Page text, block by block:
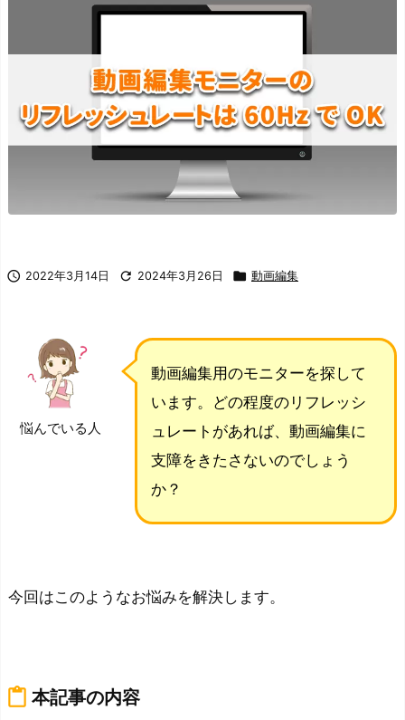
 2022年3月14日  2024年3月26日  動画編集
悩んでいる人
動画編集用のモニターを探して
います。どの程度のリフレッシ
ュレートがあれば、動画編集に
支障をきたさないのでしょう
か？
今回はこのようなお悩みを解決します。
content_paste 本記事の内容